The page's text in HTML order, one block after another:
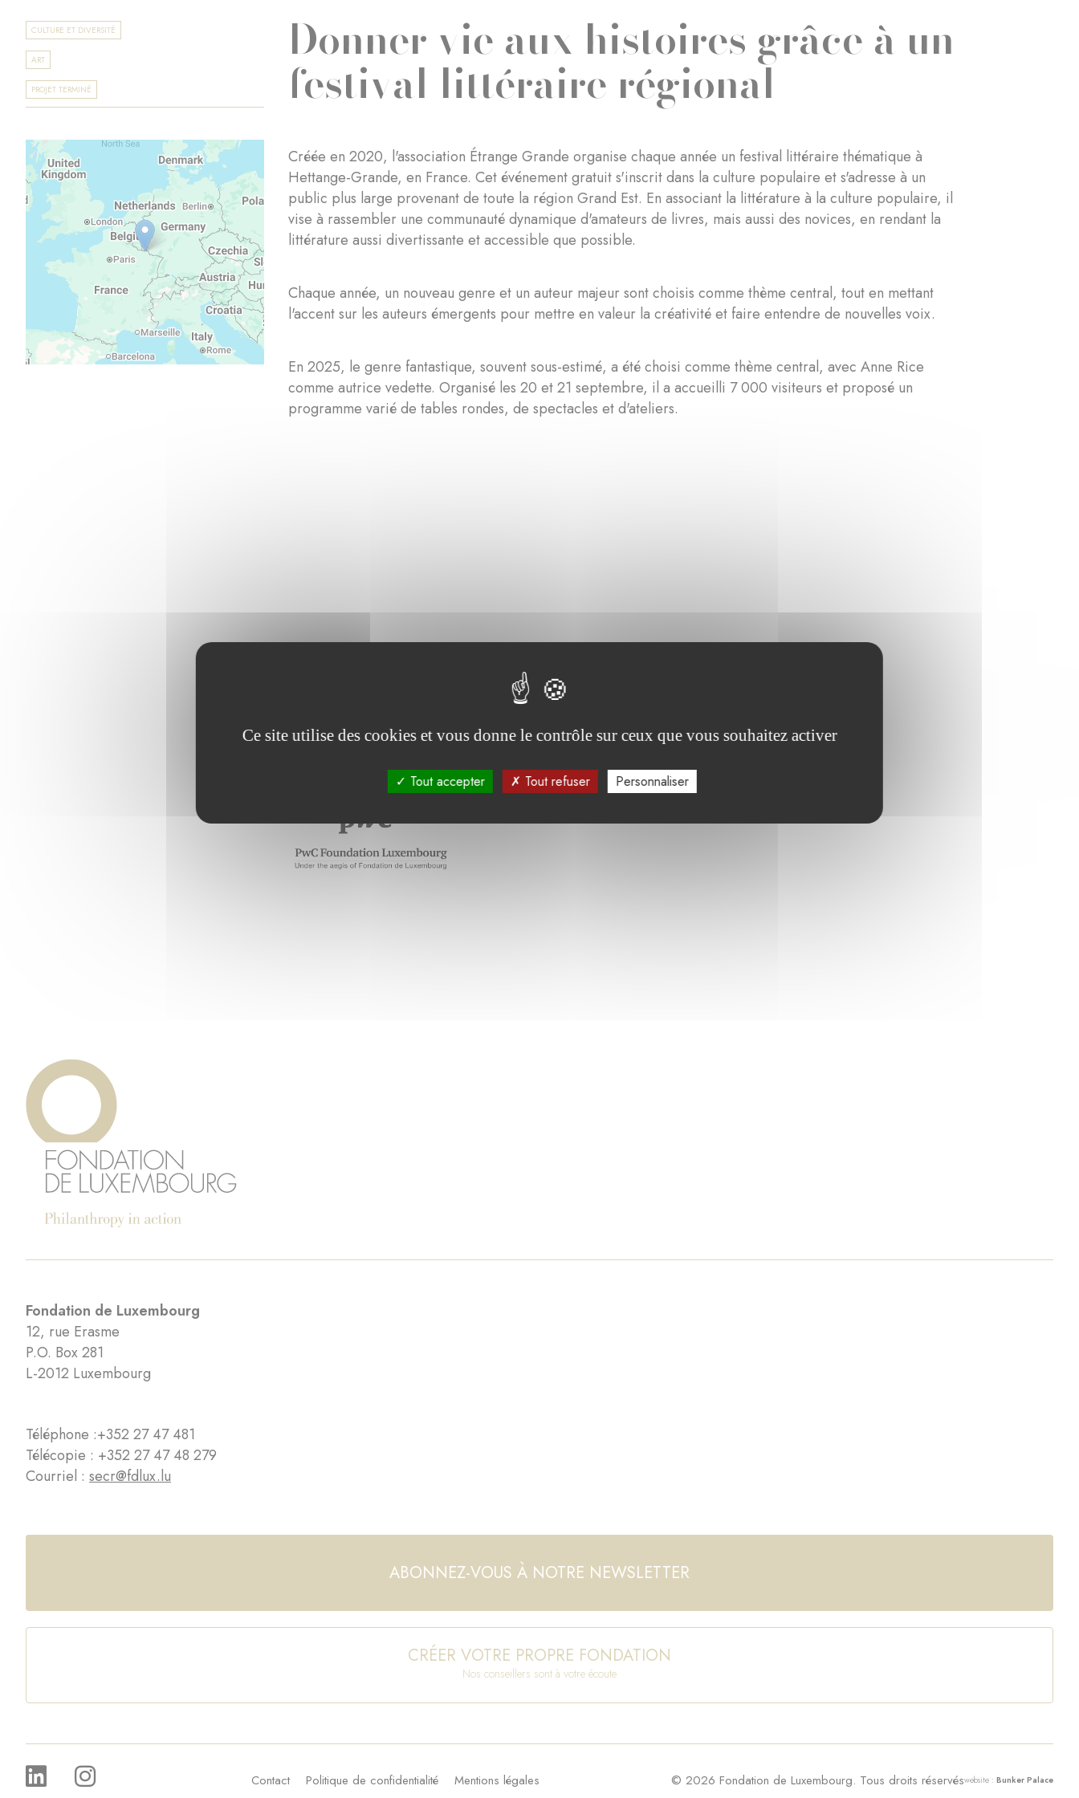
CULTURE ET DIVERSITÉ
ART
PROJET TERMINÉ
Donner vie aux histoires grâce à un
festival littéraire régional
Créée en 2020, l'association Étrange Grande organise chaque année un festival littéraire thématique à
Hettange-Grande, en France. Cet événement gratuit s'inscrit dans la culture populaire et s'adresse à un
public plus large provenant de toute la région Grand Est. En associant la littérature à la culture populaire, il
vise à rassembler une communauté dynamique d'amateurs de livres, mais aussi des novices, en rendant la
littérature aussi divertissante et accessible que possible.
Chaque année, un nouveau genre et un auteur majeur sont choisis comme thème central, tout en mettant
l'accent sur les auteurs émergents pour mettre en valeur la créativité et faire entendre de nouvelles voix.
En 2025, le genre fantastique, souvent sous-estimé, a été choisi comme thème central, avec Anne Rice
comme autrice vedette. Organisé les 20 et 21 septembre, il a accueilli 7 000 visiteurs et proposé un
programme varié de tables rondes, de spectacles et d'ateliers.
Ce projet a été soutenu par :
Fondation de Luxembourg
12, rue Erasme
P.O. Box 281
L-2012 Luxembourg
Téléphone :+352 27 47 481
Télécopie : +352 27 47 48 279
Courriel : secr@fdlux.lu
ABONNEZ-VOUS À NOTRE NEWSLETTER
CRÉER VOTRE PROPRE FONDATION
Nos conseillers sont à votre écoute
Contact Politique de confidentialité Mentions légales © 2026 Fondation de Luxembourg. Tous droits réservéswebsite : Bunker Palace
Ce site utilise des cookies et vous donne le contrôle sur ceux que vous souhaitez activer
Tout accepter Tout refuser Personnaliser